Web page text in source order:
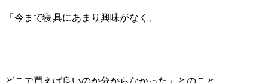
「今まで寝具にあまり興味がなく、
どこで買えば良いのか分からなかった」とのこと。